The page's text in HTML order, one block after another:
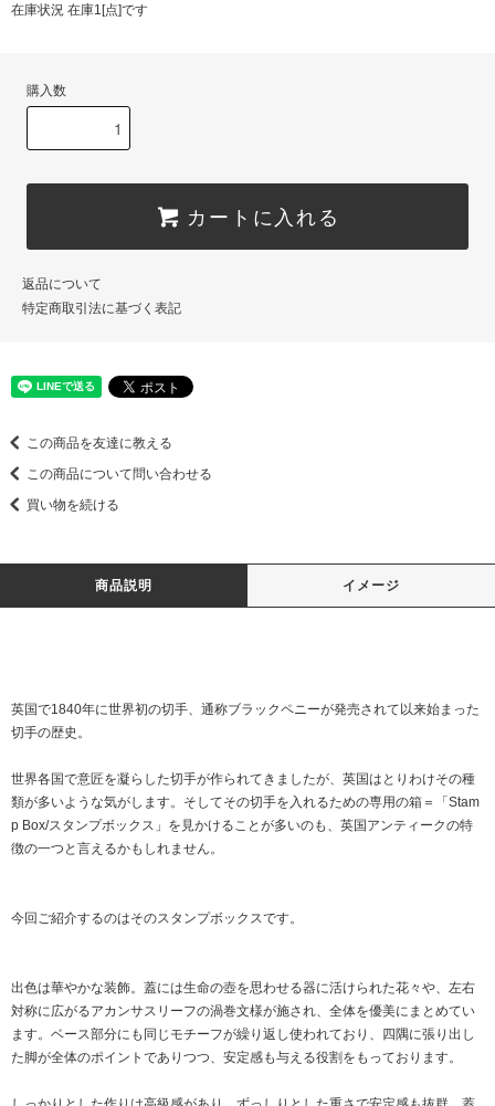
在庫状況 在庫1[点]です
購入数
カートに入れる
返品について
特定商取引法に基づく表記
この商品を友達に教える
この商品について問い合わせる
買い物を続ける
商品説明 イメージ
英国で1840年に世界初の切手、通称ブラックペニーが発売されて以来始まった
切手の歴史。
世界各国で意匠を凝らした切手が作られてきましたが、英国はとりわけその種
類が多いような気がします。そしてその切手を入れるための専用の箱＝「Stam
p Box/スタンプボックス」を見かけることが多いのも、英国アンティークの特
徴の一つと言えるかもしれません。
今回ご紹介するのはそのスタンプボックスです。
出色は華やかな装飾。蓋には生命の壺を思わせる器に活けられた花々や、左右
対称に広がるアカンサスリーフの渦巻文様が施され、全体を優美にまとめてい
ます。ベース部分にも同じモチーフが繰り返し使われており、四隅に張り出し
た脚が全体のポイントでありつつ、安定感も与える役割をもっております。